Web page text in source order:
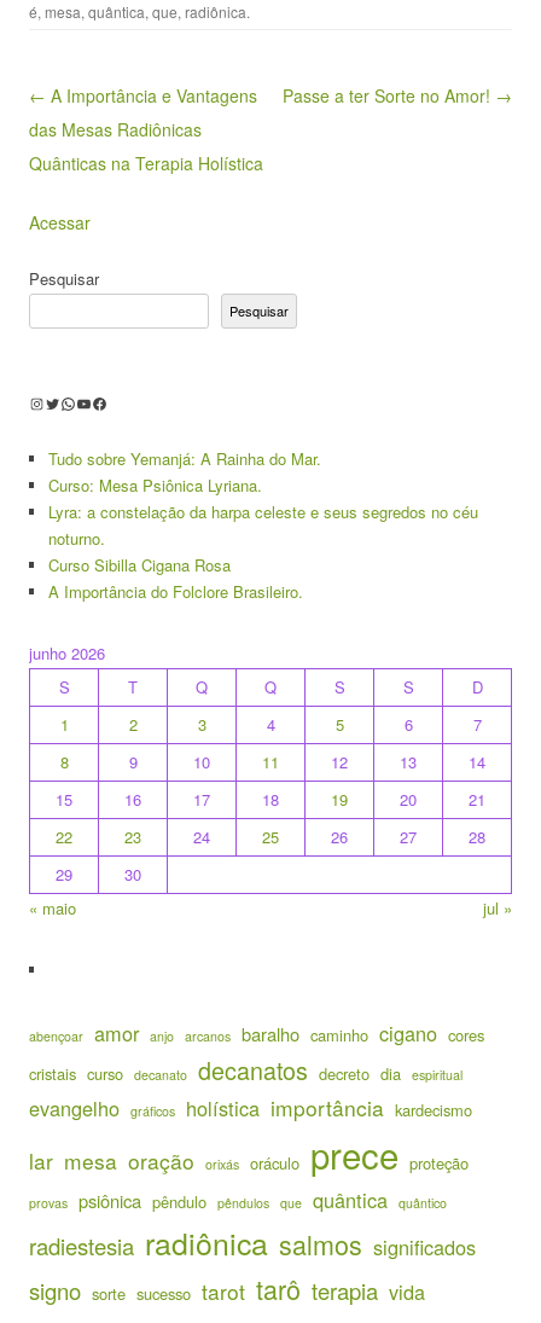
é, mesa,quântica,que, radiônica.
Post navigation
← A Importância e Vantagens
das Mesas Radiônicas
Quânticas na Terapia Holística
Passe a ter Sorte no Amor! →
Acessar
Pesquisar
Pesquisar
Instagram
Twitter
WhatsApp
Youtube
Facebook
Tudo sobre Yemanjá: A Rainha do Mar.
Curso: Mesa Psiônica Lyriana.
Lyra: a constelação da harpa celeste e seus segredos no céu
noturno.
Curso Sibilla Cigana Rosa
A Importância do Folclore Brasileiro.
junho 2026
S
T Q Q S S
D
1
2 3 4 5 6
7
8
9 10 11 12 13
14
15
16 17 18 19 20
21
22
23 24 25 26 27
28
29
30
« maio
jul »
abençoar amor anjo arcanos baralho caminho cigano cores
cristais curso decanato decanatos decreto dia espiritual
evangelho gráficos holística importância kardecismo
lar mesa oração orixás oráculo prece proteção
provas psiônica pêndulo pêndulos que quântica quântico
radiestesia radiônica salmos significados
signo sorte sucesso tarot tarô terapia vida